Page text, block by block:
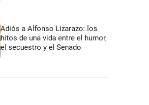
Adiós a Alfonso Lizarazo: los
hitos de una vida entre el humor,
el secuestro y el Senado